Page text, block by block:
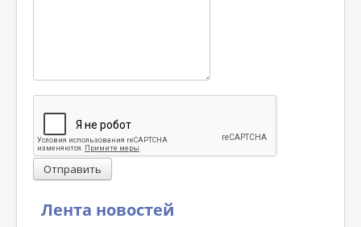
Лента новостей
Отправить